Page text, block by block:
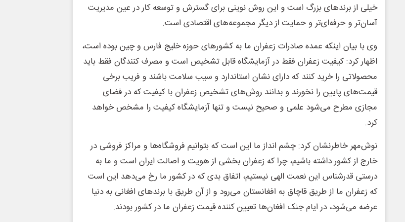
خیلی از برندهای بزرگ است و این روش نوینی برای گسترش و توسعه کار در عین مدیریت
آسان‌تر و حرفه‌ای‌تر و حمایت از دیگر مجموعه‌های اقتصادی است.
وی با بیان اینکه عمده صادرات زعفران ما به کشورهای حوزه خلیج فارس و چین بوده است،
اظهار کرد: کیفیت زعفران فقط در آزمایشگاه قابل تشخیص است و مصرف کنندگان فقط باید
محصولاتی را خرید کنند که دارای نشان استاندارد و سیب سلامت باشند و فریب برخی
قیمت‌های پایین را نخورند و بدانند روش‌های تشخیص زعفران با کیفیت که در فضای
مجازی مطرح می‌شود علمی و صحیح نیست و تنها آزمایشگاه کیفیت را مشخص خواهد
کرد.
نوش‌مهر خاطرنشان کرد: چشم انداز ما این است که بتوانیم فروشگاه‌ها و مراکز فروشی در
خارج از کشور داشته باشیم، چرا که زعفران بخشی از هویت و اصالت ایران است و ما به
درستی قدرشناس این نعمت الهی نیستیم، اتفاق بدی که در کشور ما رخ می‌دهد این است
که زعفران ما از طریق قاچاق به افغانستان می‌رود و از آن طریق با برندهای افغانی به دنیا
عرضه می‌شود، در ایام جنک افغان‌ها تعیین کننده قیمت زعفران ما در کشور بودند.